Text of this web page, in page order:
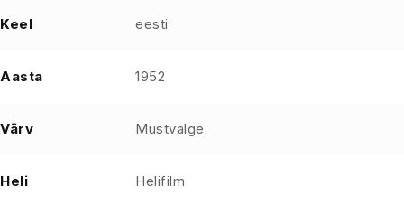
Keel eesti
Aasta 1952
Värv Mustvalge
Heli Helifilm